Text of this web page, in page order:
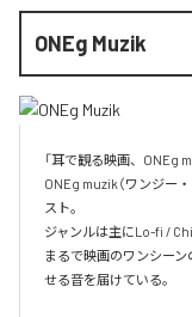
ONEg Muzik
「耳で観る映画、ONEg
ONEg muzik（ワンジー
スト。
ジャンルは主にLo-fi /
まるで映画のワンシー
せる音を届けている。